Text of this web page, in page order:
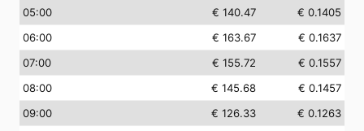
05:00 € 140.47
€ 0.1405
06:00 € 163.67
€ 0.1637
07:00 € 155.72
€ 0.1557
08:00 € 145.68
€ 0.1457
09:00 € 126.33
€ 0.1263